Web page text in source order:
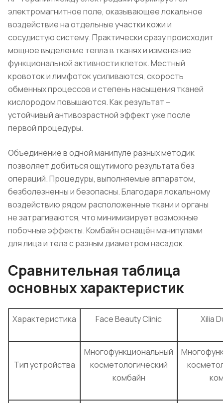
электромагнитное поле, оказывающее локальное
воздействие на отдельные участки кожи и
сосудистую систему. Практически сразу происходит
мощное выделение тепла в тканях и изменение
функциональной активности клеток. Местный
кровоток и лимфоток усиливаются, скорость
обменных процессов и степень насыщения тканей
кислородом повышаются. Как результат –
устойчивый антивозрастной эффект уже после
первой процедуры.
Объединение в одной манипуле разных методик
позволяет добиться ощутимого результата без
операций. Процедуры, выполняемые аппаратом,
безболезненны и безопасны. Благодаря локальному
воздействию рядом расположенные ткани и органы
не затрагиваются, что минимизирует возможные
побочные эффекты. Комбайн оснащён манипулами
для лица и тела с разным диаметром насадок.
Сравнительная таблица
основных характеристик
Характеристика Face Beauty Clinic Xilia
Тип устройства
Многофункциональный
косметологический
комбайн